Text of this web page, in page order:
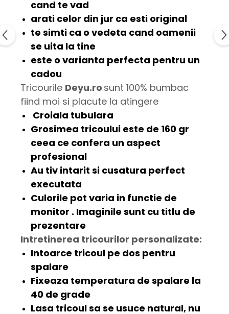
cand te vad
arati celor din jur ca esti original
te simti ca o vedeta cand oamenii
se uita la tine
este o varianta perfecta pentru un
cadou
Tricourile Deyu.ro sunt 100% bumbac
fiind moi si placute la atingere
Croiala tubulara
Grosimea tricoului este de 160 gr
ceea ce confera un aspect
profesional
Au tiv intarit si cusatura perfect
executata
Culorile pot varia in functie de
monitor . Imaginile sunt cu titlu de
prezentare
Intretinerea tricourilor personalizate:
Intoarce tricoul pe dos pentru
spalare
Fixeaza temperatura de spalare la
40 de grade
Lasa tricoul sa se usuce natural, nu